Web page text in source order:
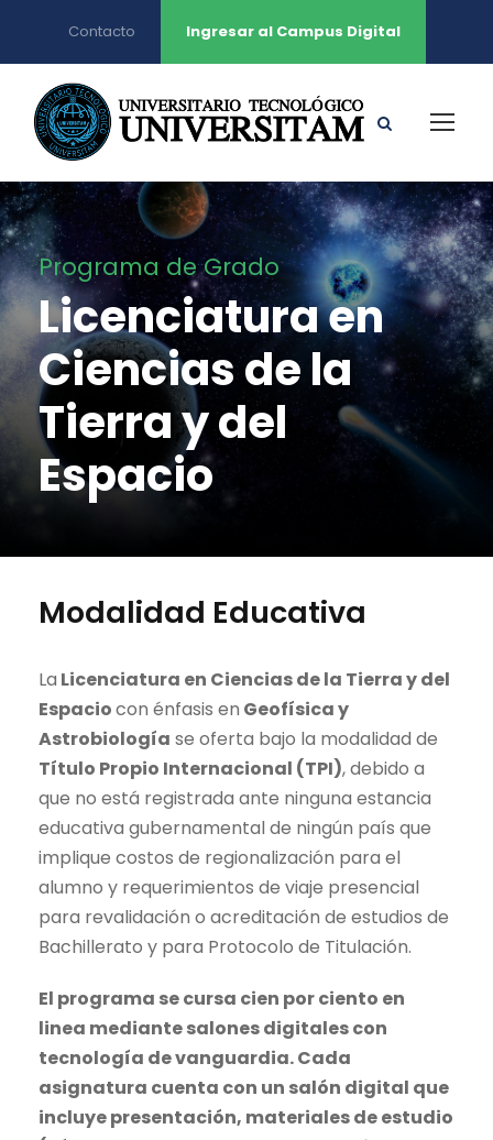
Contacto Ingresar al Campus Digital
Programa de Grado
Licenciatura en
Ciencias de la
Tierra y del
Espacio
Modalidad Educativa
La Licenciatura en Ciencias de la Tierra y del
Espaciocon énfasis en Geofísica y
Astrobiología se oferta bajo la modalidad de
Título Propio Internacional (TPI), debido a
que no está registrada ante ninguna estancia
educativa gubernamental de ningún país que
implique costos de regionalización para el
alumno y requerimientos de viaje presencial
para revalidación o acreditación de estudios de
Bachillerato y para Protocolo de Titulación.
El programa se cursa cien por ciento en
linea mediante salones digitales con
tecnología de vanguardia. Cada
asignatura cuenta con un salón digital que
incluye presentación, materiales de estudio